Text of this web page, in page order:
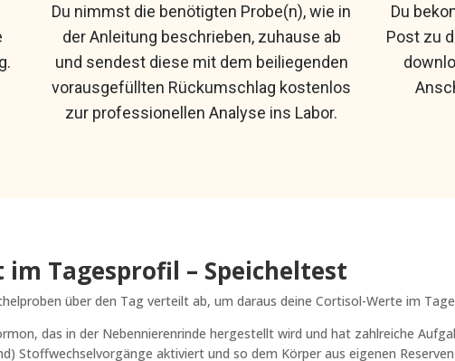
Du nimmst die benötigten Probe(n), wie in
der Anleitung beschrieben, zuhause ab
und sendest diese mit dem beiliegenden
vorausgefüllten Rückumschlag kostenlos
zur professionellen Analyse ins Labor.
Du
Post zu
Tagesprofil – Speicheltest
über den Tag verteilt ab, um daraus deine Cortisol-Werte im
das in der Nebennierenrinde hergestellt wird und hat zahlreiche
Stoffwechselvorgänge aktiviert und so dem Körper aus eigenen